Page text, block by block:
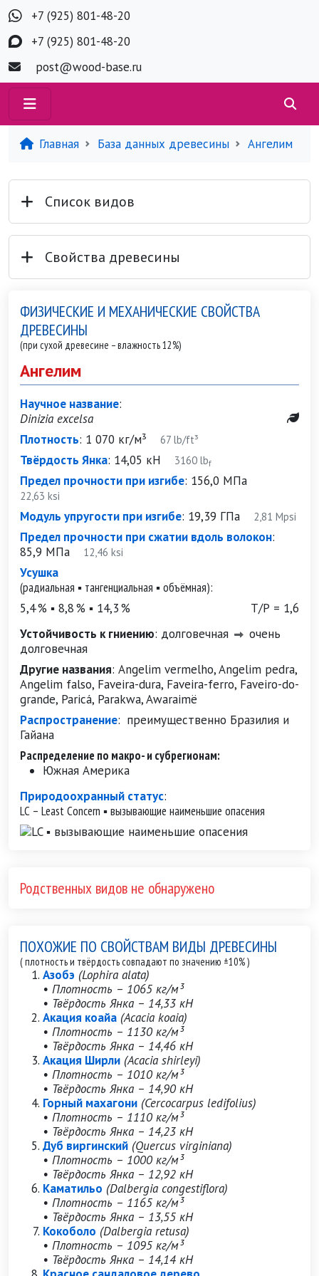
+7 (925) 801-48-20
+7 (925) 801-48-20
post@wood-base.ru
Главная База данных древесины Ангелим
Список видов
Свойства древесины
ФИЗИЧЕСКИЕ И МЕХАНИЧЕСКИЕ СВОЙСТВА
ДРЕВЕСИНЫ
(при сухой древесине – влажность 12%)
Ангелим
Научное название:
Dinizia excelsa
Плотность: 1 070 кг/м³ 67 lb/ft³
Твёрдость Янка: 14,05 кН 3160 lbf
Предел прочности при изгибе: 156,0 МПа
22,63 ksi
Модуль упругости при изгибе: 19,39 ГПа 2,81 Mpsi
Предел прочности при сжатии вдоль волокон:
85,9 МПа 12,46 ksi
Усушка
(радиальная ▪ тангенциальная ▪ объёмная):
5,4 % ▪ 8,8 % ▪ 14,3 %
Т/Р = 1,6
Устойчивость к гниению: долговечная
очень
долговечная
Другие названия: Angelim vermelho, Angelim pedra,
Angelim falso, Faveira-dura, Faveira-ferro, Faveiro-do-
grande, Paricá, Parakwa, Awaraimë
Распространение: преимущественно Бразилия и
Гайана
Распределение по макро- и субрегионам:
Южная Америка
Природоохранный статус:
LC – Least Concern ▪ вызывающие наименьшие опасения
Родственных видов не обнаружено
ПОХОЖИЕ ПО СВОЙСТВАМ ВИДЫ ДРЕВЕСИНЫ
( плотность и твёрдость совпадают по значению ±10% )
Азобэ (Lophira alata)
• Плотность – 1065 кг/м³
• Твёрдость Янка – 14,33 кН
Акация коайа (Acacia koaia)
• Плотность – 1130 кг/м³
• Твёрдость Янка – 14,46 кН
Акация Ширли (Acacia shirleyi)
• Плотность – 1010 кг/м³
• Твёрдость Янка – 14,90 кН
Горный махагони (Cercocarpus ledifolius)
• Плотность – 1110 кг/м³
• Твёрдость Янка – 14,23 кН
Дуб виргинский (Quercus virginiana)
• Плотность – 1000 кг/м³
• Твёрдость Янка – 12,92 кН
Каматильо (Dalbergia congestiflora)
• Плотность – 1165 кг/м³
• Твёрдость Янка – 13,55 кН
Кокоболо (Dalbergia retusa)
• Плотность – 1095 кг/м³
• Твёрдость Янка – 14,14 кН